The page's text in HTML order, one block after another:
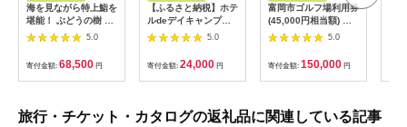
海を見ながら特上鮨を
堪能！ ぶどうの樹 鮨
屋台ペア お食事券 海
鮮 海 屋台 食事 ペア
福岡県 岡垣町
5.0
寄付金額: 68,500 円
【ふるさと納税】ホテ
ルdeデイキャンプ体
験チケット
【1364991】
5.0
寄付金額: 24,000 円
富岡市ゴルフ場利用券
(45,000円相当額) ゴ
ルフ チケット 平日 土
日 祝日 プレー券 関東
群馬県 首都圏 F20E-
382
5.0
寄付金額: 150,000 円
旅行・チケット・カタログの返礼品に関連している記事